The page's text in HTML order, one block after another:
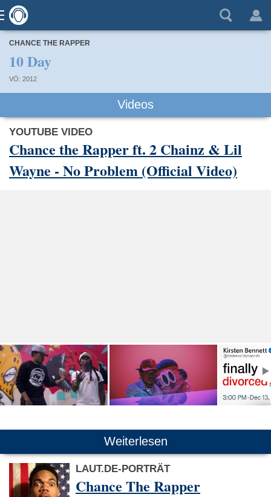
CHANCE THE RAPPER
10 Day
VÖ: 2012
Videos
YOUTUBE VIDEO
Chance the Rapper ft. 2 Chainz & Lil
Wayne - No Problem (Official Video)
Weiterlesen
LAUT.DE-PORTRÄT
Chance The Rapper